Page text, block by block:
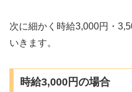
次に細かく時給3,000円・
いきます。
時給3,000円の場合